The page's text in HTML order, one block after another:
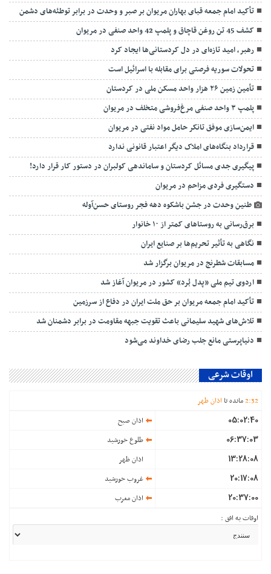
تأکید امام جمعه قبای بهاران مریوان بر صبر و وحدت در برابر توطئه‌های دشمن
کشف 45 تن روغن قاچاق و پلمپ 42 واحد صنفی در مریوان
رهبر، امید تازه‌ای در دل کردستانی‌ها ایجاد کرد
تحولات سوریه فرصتی برای مقابله با اسرائیل است
تأمین زمین ۲۶ هزار واحد مسکن ملی در کردستان
پلمپ ۳ واحد صنفی مرغ‌فروشی متخلف در مریوان
ایمن‌سازی موفق تانکر حامل مواد نفتی در مریوان
قرارداد بنگاه‌های املاک دیگر اعتبار قانونی ندارد
پیگیری جدی مسائل کردستان و ساماندهی کولبران در دستور کار قرار دارد!
دستگیری فردی مزاحم در مریوان
طنین وحدت در جشن باشکوه دهه فجر روستای حسن‌آوله
برق‌رسانی به روستاهای کمتر از ۱۰ خانوار
نگاهی به تأثیر تحریم‌ها بر صنایع ایران
مسابقات شطرنج در مریوان برگزار شد
اردوی تیم ملی «پدل بُرد» کشور در مریوان آغاز شد
تأکید امام جمعه مریوان بر حق ملت ایران در دفاع از سرزمین
تلاش‌های شهید سلیمانی باعث تقویت جبهه مقاومت در برابر دشمنان شد
دنیاپرستی مانع جلب رضای خداوند می‌شود
اوقات شرعی
2:32 مانده تا اذان ظهر
05:02:40 اذان صبح
06:37:03 طلوع خورشید
13:28:08 اذان ظهر
20:17:08 غروب خورشید
20:37:00
اذان مغرب
اوقات به افق :